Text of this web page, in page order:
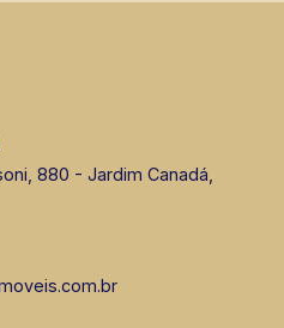
880 - Jardim Canadá,